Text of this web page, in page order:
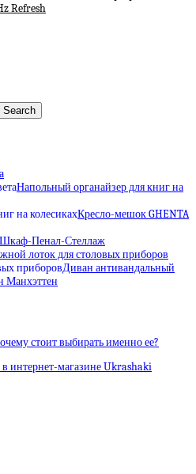
Refresh
Напольный органайзер для книг на
Кресло-мешок GHENTA
Шкаф-Пенал-Стеллаж
лоток для столовых приборов
Диван антивандальный
Манхэттен
стоит выбирать именно ее?
интернет-магазине Ukrashaki